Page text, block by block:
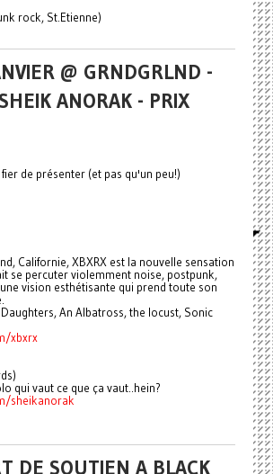
rock, St.Etienne)
@ GRNDGRLND -
ANORAK - PRIX
de présenter (et pas qu'un peu!)
Californie, XBXRX est la nouvelle sensation
se percuter violemment noise, postpunk,
vision esthétisante qui prend toute son
An Albatross, the locust, Sonic
xbxrx
qui vaut ce que ça vaut..hein?
sheikanorak
DE SOUTIEN A BLACK